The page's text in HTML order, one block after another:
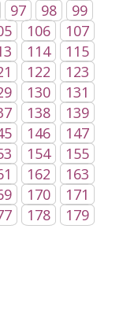
97 98
99
106
107
114
115
122
123
130
131
138
139
146
147
154
155
162
163
170
171
178
179